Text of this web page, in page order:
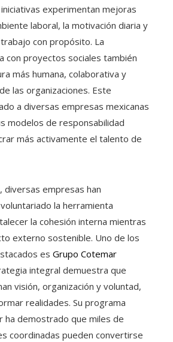
experimentan mejoras
laboral, la motivación diaria y
con propósito. La
con proyectos sociales también
más humana, colaborativa y
las organizaciones. Este
a diversas empresas mexicanas
modelos de responsabilidad
más activamente el talento de
diversas empresas han
la herramienta
la cohesión interna mientras
externo sostenible. Uno de los
es Grupo Cotemar
integral demuestra que
visión, organización y voluntad,
realidades. Su programa
ha demostrado que miles de
coordinadas pueden convertirse